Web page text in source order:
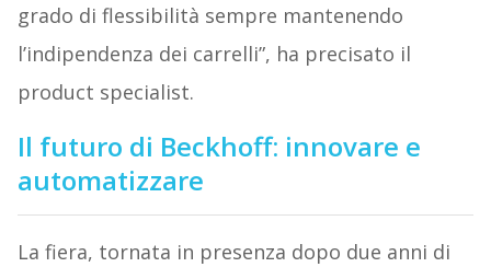
grado di flessibilità sempre mantenendo
l’indipendenza dei carrelli”, ha precisato il
product specialist.
Il futuro di Beckhoff: innovare e
automatizzare
La fiera, tornata in presenza dopo due anni di